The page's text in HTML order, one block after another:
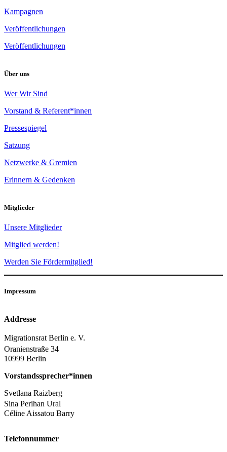
Kampagnen
Veröffentlichungen
Veröffentlichungen
Über uns
Wer Wir Sind
Vorstand & Referent*innen
Pressespiegel
Satzung
Netzwerke & Gremien
Erinnern & Gedenken
Mitglieder
Unsere Mitglieder
Mitglied werden!
Werden Sie Fördermitglied!
Impressum
Addresse
Migrationsrat Berlin e. V.
Oranienstraße 34
10999 Berlin
Vorstandssprecher*innen
Svetlana Raizberg
Sina Perihan Ural
Céline Aissatou Barry
Telefonnummer